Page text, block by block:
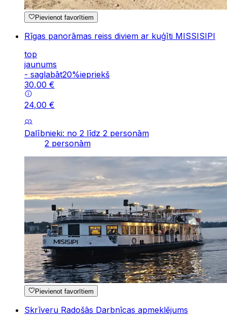
Pievienot favorītiem
Rīgas panorāmas reiss diviem ar kuģīti MISSISIPI
top
jaunums
- saglabāt20%iepriekš
30,00 €
24,00 €
Dalībnieki: no 2 līdz 2 personām
2 personām
Pievienot favorītiem
Skrīveru Radošās Darbnīcas apmeklējums